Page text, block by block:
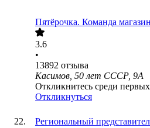
Пятёрочка. Команда
3.6
•
13892 отзыва
Касимов, 50 лет СССР, 9А
Откликнитесь среди первых
Откликнуться
Региональный